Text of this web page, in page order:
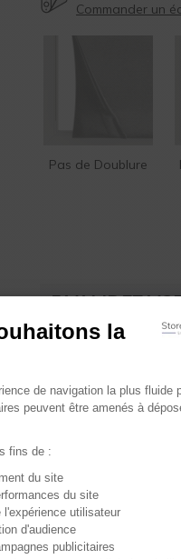
Commander un
Pas de Doublure
5VALIDEZ
Veuillez renseigner
Expédition gratuite en